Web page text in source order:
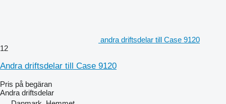
andra driftsdelar till Case 9120
12
Andra driftsdelar till Case 9120
Pris på begäran
Andra driftsdelar